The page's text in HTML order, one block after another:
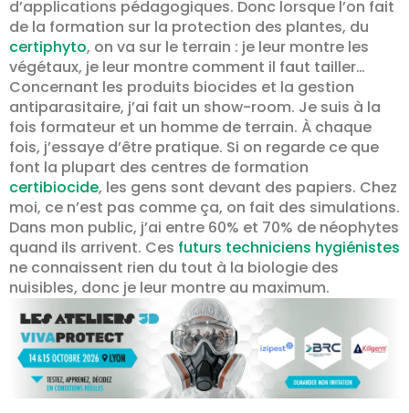
d’applications pédagogiques. Donc lorsque l’on fait
de la formation sur la protection des plantes, du
certiphyto, on va sur le terrain : je leur montre les
végétaux, je leur montre comment il faut tailler…
Concernant les produits biocides et la gestion
antiparasitaire, j’ai fait un show-room. Je suis à la
fois formateur et un homme de terrain. À chaque
fois, j’essaye d’être pratique. Si on regarde ce que
font la plupart des centres de formation
certibiocide, les gens sont devant des papiers. Chez
moi, ce n’est pas comme ça, on fait des simulations.
Dans mon public, j’ai entre 60% et 70% de néophytes
quand ils arrivent. Ces futurs techniciens hygiénistes
ne connaissent rien du tout à la biologie des
nuisibles, donc je leur montre au maximum.